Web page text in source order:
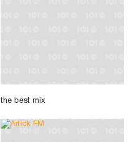
the best mix